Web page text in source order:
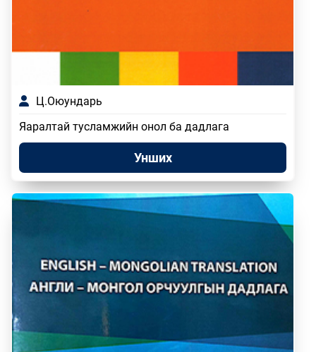
Ц.Оюундарь
Яаралтай тусламжийн онол ба дадлага
Унших